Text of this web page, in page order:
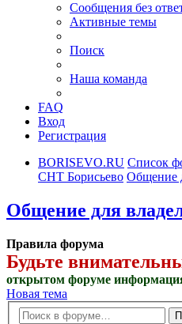
Сообщения без
Активные темы
Поиск
Наша команда
FAQ
Вход
Регистрация
BORISEVO.RU Список
СНТ Борисьево Общение
Общение для
Правила форума
Будьте
открытом форуме
Новая тема